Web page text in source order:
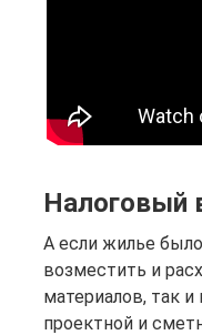
Налоговый
А если жилье
возместить и
материалов, так
проектной и